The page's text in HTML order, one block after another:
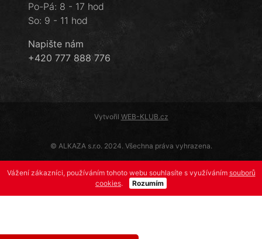
Po-Pá: 8 - 17 hod
So: 9 - 11 hod
Napište nám
+420 777 888 776
Vytvořil WEB-KLUB.cz
© ALKAZA s.r.o. 2024. Všechna práva vyhrazena.
Vážení zákazníci, používáním tohoto webu souhlasíte s využíváním souborů
cookies. Rozumím